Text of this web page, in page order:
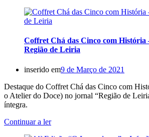
Coffret Chá das Cinco com História
Região de Leiria
inserido em9 de Março de 2021
Destaque do Coffret Chá das Cinco com
o Atelier do Doce) no jornal “Região de
íntegra.
Continuar a ler